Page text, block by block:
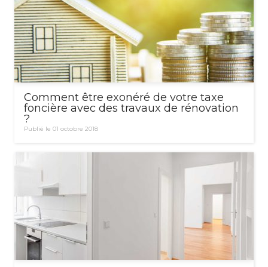
Comment être exonéré de votre taxe
foncière avec des travaux de rénovation
?
Publié le 01 octobre 2018